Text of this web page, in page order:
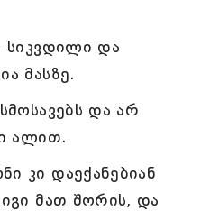
სიკვდილი და
მასზე.
და არ
ალით.
კი დაექანებიან
მათ შორის, და